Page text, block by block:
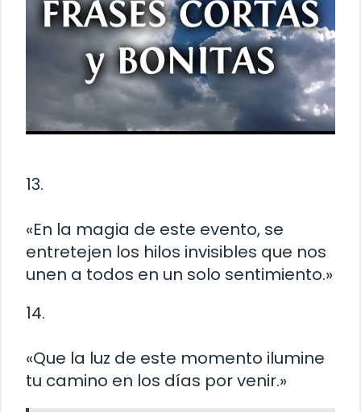
13.
«En la magia de este evento, se
entretejen los hilos invisibles que nos
unen a todos en un solo sentimiento.»
14.
«Que la luz de este momento ilumine
tu camino en los días por venir.»